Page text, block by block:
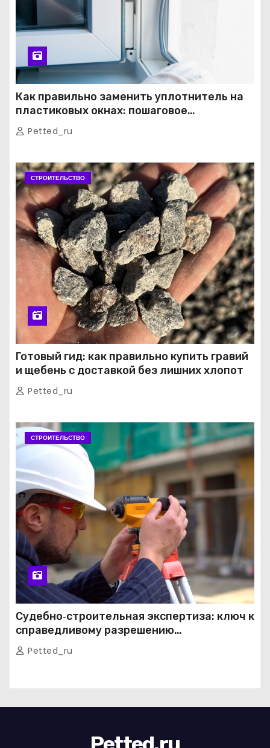
Как правильно заменить уплотнитель на
пластиковых окнах: пошаговое
руководство от экспертов
Petted_ru
СТРОИТЕЛЬСТВО
Готовый гид: как правильно купить гравий
и щебень с доставкой без лишних хлопот
Petted_ru
СТРОИТЕЛЬСТВО
Судебно‑строительная экспертиза: ключ к
справедливому разрешению
строительных споров
Petted_ru